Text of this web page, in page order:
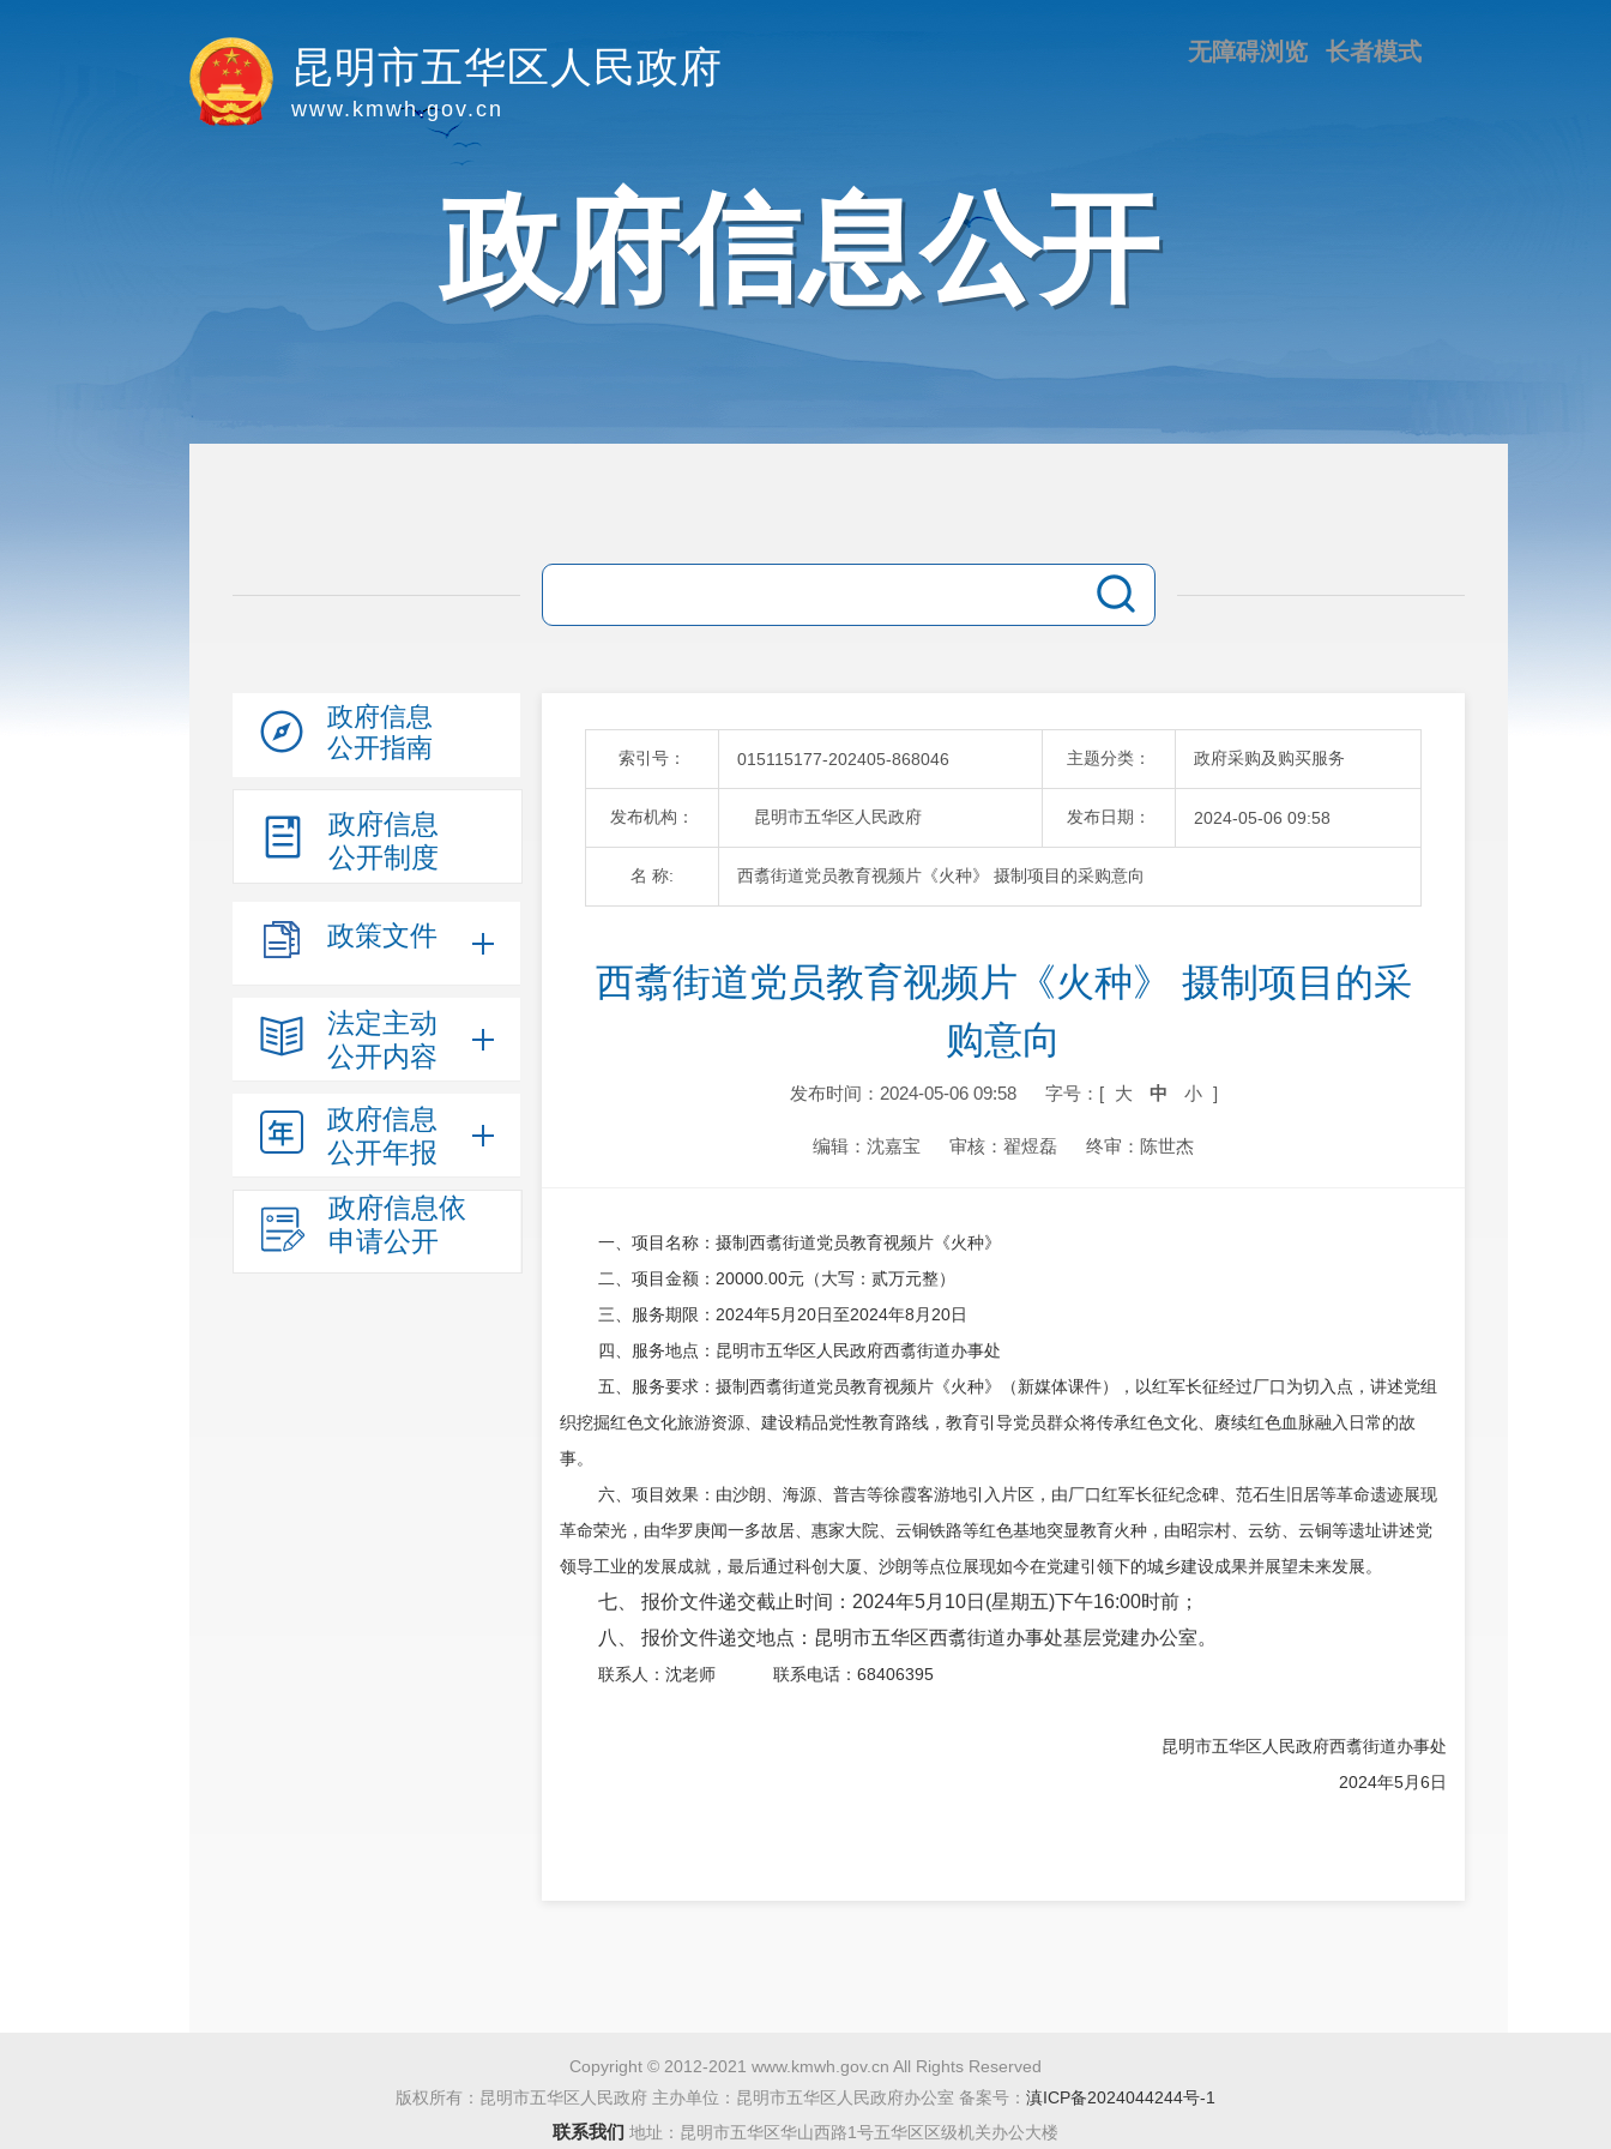
昆明市五华区人民政府
www.kmwh.gov.cn
长者模式
无障碍浏览
政府信息公开
政府信息
公开指南
政府信息
公开制度
政策文件
法定主动
公开内容
政府信息
公开年报
政府信息依
申请公开
索引号： 015115177-202405-868046 主题分类： 政府采购及购买服务
发布机构： 昆明市五华区人民政府 发布日期： 2024-05-06 09:58
名 称: 西翥街道党员教育视频片《火种》 摄制项目的采购意向
西翥街道党员教育视频片《火种》 摄制项目的采
购意向
发布时间：2024-05-06 09:58 字号：[ 大 中 小 ]
编辑：沈嘉宝 审核：翟煜磊 终审：陈世杰
一、项目名称 ：摄制西翥街道党员教育视频片《火种》
二、项目金额 ：20000.00元（大写：贰万元整）
三、服务期限 ：2024年5月20日至2024年8月20日
四、服务地点 ：昆明市五华区人民政府西翥街道办事处
五、服务要求 ：摄制西翥街道党员教育视频片《火种》（新媒体课件），以红军长征经过厂口为切入点，讲述党组
织挖掘红色文化旅游资源、建设精品党性教育路线，教育引导党员群众将传承红色文化、赓续红色血脉融入日常的故
事。
六、项目效果 ：由沙朗、海源、普吉等徐霞客游地引入片区，由厂口红军长征纪念碑、范石生旧居等革命遗迹展现
革命荣光，由华罗庚闻一多故居、惠家大院、云铜铁路等红色基地突显教育火种，由昭宗村、云纺、云铜等遗址讲述党
领导工业的发展成就，最后通过科创大厦、沙朗等点位展现如今在党建引领下的城乡建设成果并展望未来发展。
七、 报价文件递交截止时间：2024年5月10日(星期五)下午16:00时前；
八、 报价文件递交地点：昆明市五华区西翥街道办事处基层党建办公室。
联系人：沈老师 联系电话：68406395
昆明市五华区人民政府西翥街道办事处
2024年5月6日
Copyright © 2012-2021 www.kmwh.gov.cn All Rights Reserved
版权所有：昆明市五华区人民政府 主办单位：昆明市五华区人民政府办公室 备案号： 滇ICP备2024044244号-1
联系我们 地址：昆明市五华区华山西路1号五华区区级机关办公大楼